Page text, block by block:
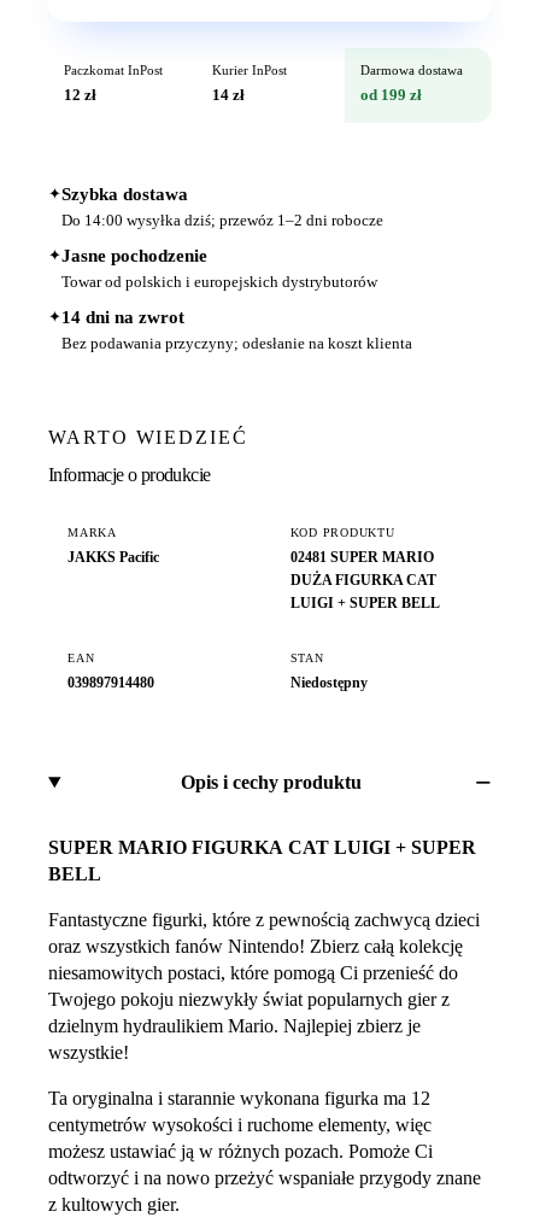
Paczkomat InPost
12 zł
Kurier InPost
14 zł
Darmowa dostawa
od 199 zł
✦Szybka dostawa
Do 14:00 wysyłka dziś; przewóz 1–2 dni robocze
✦Jasne pochodzenie
Towar od polskich i europejskich dystrybutorów
✦14 dni na zwrot
Bez podawania przyczyny; odesłanie na koszt klienta
WARTO WIEDZIEĆ
Informacje o produkcie
MARKA
JAKKS Pacific
KOD PRODUKTU
02481 SUPER MARIO
DUŻA FIGURKA CAT
LUIGI + SUPER BELL
EAN
039897914480
STAN
Niedostępny
Opis i cechy produktu
SUPER MARIO FIGURKA CAT LUIGI + SUPER
BELL
Fantastyczne figurki, które z pewnością zachwycą dzieci
oraz wszystkich fanów Nintendo! Zbierz całą kolekcję
niesamowitych postaci, które pomogą Ci przenieść do
Twojego pokoju niezwykły świat popularnych gier z
dzielnym hydraulikiem Mario. Najlepiej zbierz je
wszystkie!
Ta oryginalna i starannie wykonana figurka ma 12
centymetrów wysokości i ruchome elementy, więc
możesz ustawiać ją w różnych pozach. Pomoże Ci
odtworzyć i na nowo przeżyć wspaniałe przygody znane
z kultowych gier.